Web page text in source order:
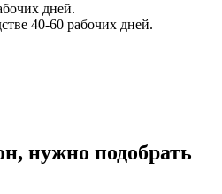
дней.
40-60 рабочих дней.
нужно подобрать